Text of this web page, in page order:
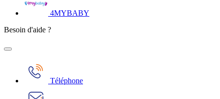
4MYBABY
Besoin d'aide ?
Téléphone